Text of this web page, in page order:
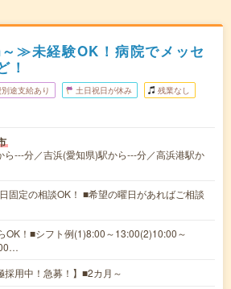
≫未経験OK！病院でメッセ
！
途支給あり 土日祝日が休み 残業なし
ら---分／吉浜(愛知県)駅から---分／高浜港駅か
固定の相談OK！ ■希望の曜日があればご相談
OK！■シフト例(1)8:00～13:00(2)10:00～
採用中！急募！】■2カ月～